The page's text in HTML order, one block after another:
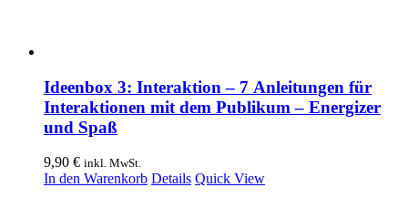
Ideenbox 3: Interaktion – 7 Anleitungen für
Interaktionen mit dem Publikum – Energizer
und Spaß
9,90 € inkl. MwSt.
In den Warenkorb Details Quick View